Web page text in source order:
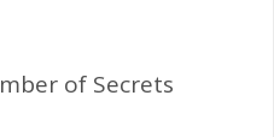
of Secrets